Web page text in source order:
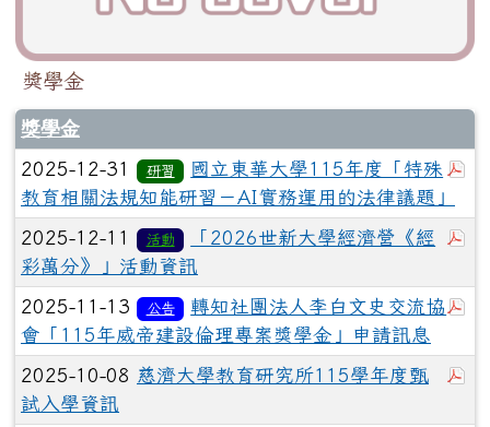
獎學金
獎學金
2025-12-31 研習
國立東華大學115年度「特殊
教育相關法規知能研習－AI實務運用的法律議題」
2025-12-11 活動
「2026世新大學經濟營《經
彩萬分》」活動資訊
2025-11-13 公告
轉知社團法人李白文史交流協
會「115年威帝建設倫理專案獎學金」申請訊息
2025-10-08 慈濟大學教育研究所115學年度甄
試入學資訊